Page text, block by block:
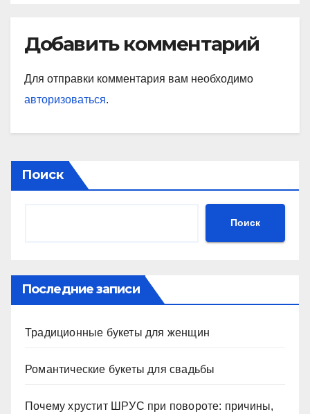
Добавить комментарий
Для отправки комментария вам необходимо
авторизоваться.
Поиск
Поиск
Последние записи
Традиционные букеты для женщин
Романтические букеты для свадьбы
Почему хрустит ШРУС при повороте: причины,